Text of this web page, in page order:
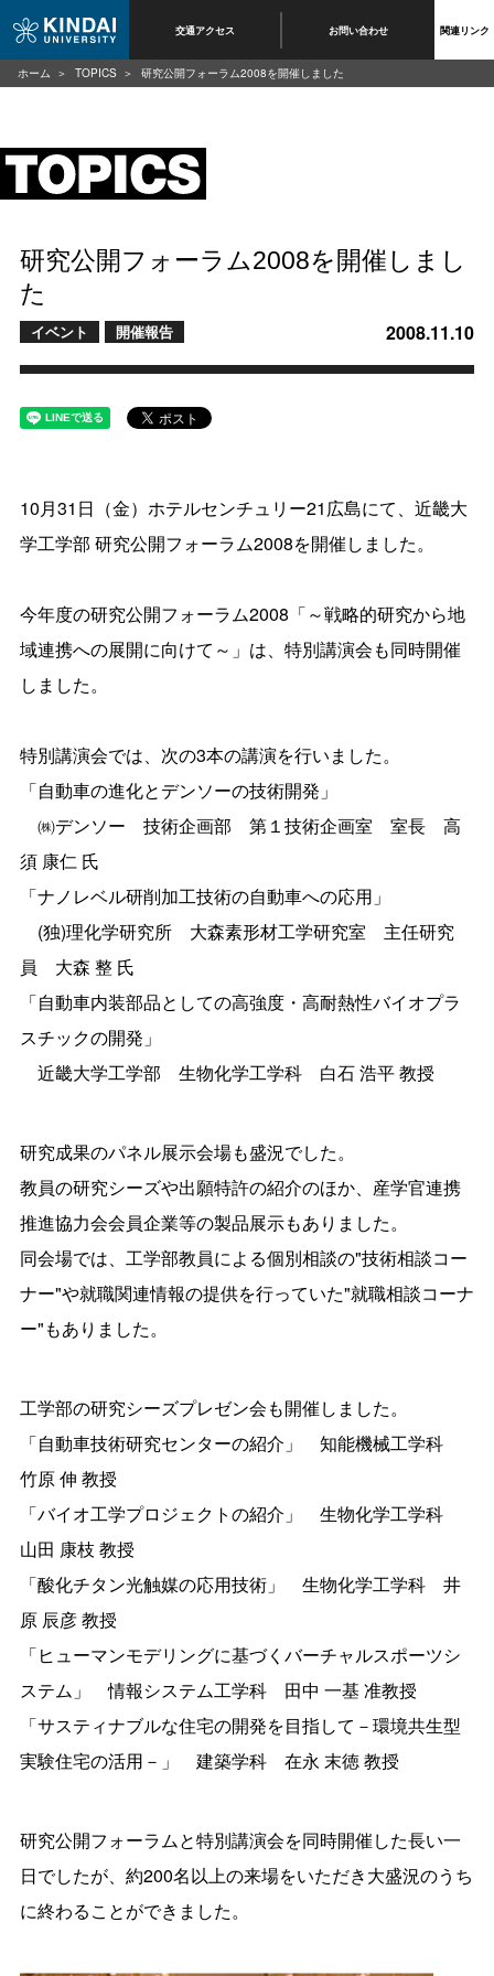
交通アクセス お問い合わせ 関連リンク
研究公開フォーラム2008を開催しまし
た
2008.11.10
イベント 開催報告
10月31日（金）ホテルセンチュリー21広島にて、近畿大
学工学部 研究公開フォーラム2008を開催しました。
今年度の研究公開フォーラム2008「～戦略的研究から地
域連携への展開に向けて～」は、特別講演会も同時開催
しました。
特別講演会では、次の3本の講演を行いました。
「自動車の進化とデンソーの技術開発」
㈱デンソー 技術企画部 第１技術企画室 室長 高
須 康仁 氏
「ナノレベル研削加工技術の自動車への応用」
(独)理化学研究所 大森素形材工学研究室 主任研究
員 大森 整 氏
「自動車内装部品としての高強度・高耐熱性バイオプラ
スチックの開発」
近畿大学工学部 生物化学工学科 白石 浩平 教授
研究成果のパネル展示会場も盛況でした。
教員の研究シーズや出願特許の紹介のほか、産学官連携
推進協力会会員企業等の製品展示もありました。
同会場では、工学部教員による個別相談の"技術相談コー
ナー"や就職関連情報の提供を行っていた"就職相談コーナ
ー"もありました。
工学部の研究シーズプレゼン会も開催しました。
「自動車技術研究センターの紹介」 知能機械工学科
竹原 伸 教授
「バイオ工学プロジェクトの紹介」 生物化学工学科
山田 康枝 教授
「酸化チタン光触媒の応用技術」 生物化学工学科 井
原 辰彦 教授
「ヒューマンモデリングに基づくバーチャルスポーツシ
ステム」 情報システム工学科 田中 一基 准教授
「サスティナブルな住宅の開発を目指して－環境共生型
実験住宅の活用－」 建築学科 在永 末徳 教授
研究公開フォーラムと特別講演会を同時開催した長い一
日でしたが、約200名以上の来場をいただき大盛況のうち
に終わることができました。
ホーム TOPICS 研究公開フォーラム2008を開催しました